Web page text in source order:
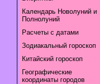
Календарь Новолуний и
Полнолуний
Расчеты с датами
Зодиакальный гороскоп
Китайский гороскоп
Географические
координаты городов